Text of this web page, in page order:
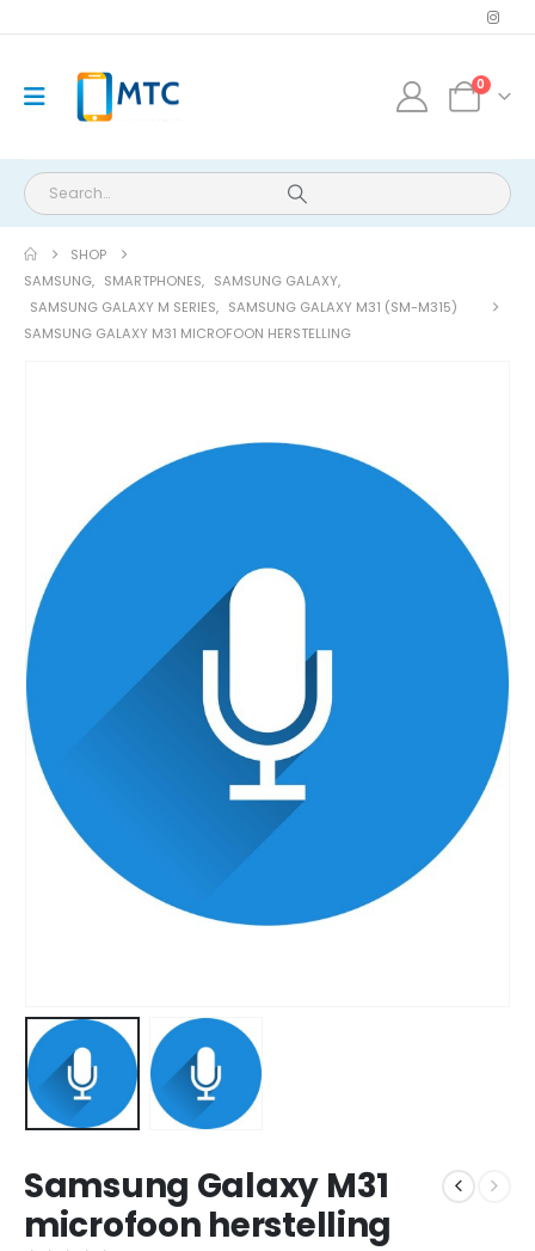
0
SHOP
SAMSUNG, SMARTPHONES, SAMSUNG GALAXY,
SAMSUNG GALAXY M SERIES, SAMSUNG GALAXY M31 (SM-M315)
SAMSUNG GALAXY M31 MICROFOON HERSTELLING
Samsung Galaxy M31
microfoon herstelling